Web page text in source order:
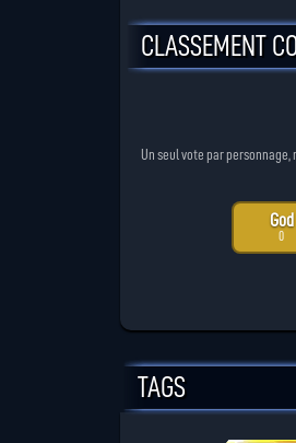
CLASSEMENT
Un seul vote par
God
0
TAGS